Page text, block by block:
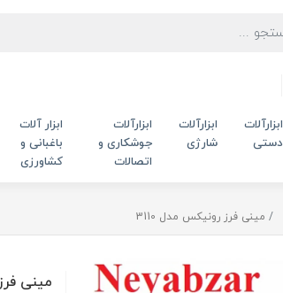
ابزارآلات
دستی
ابزارآلات
شارژی
ابزارآلات
جوشکاری و
اتصالات
ابزار آلات
باغبانی و
کشاورزی
مینی فرز رونیکس مدل 3110
مینی فرز